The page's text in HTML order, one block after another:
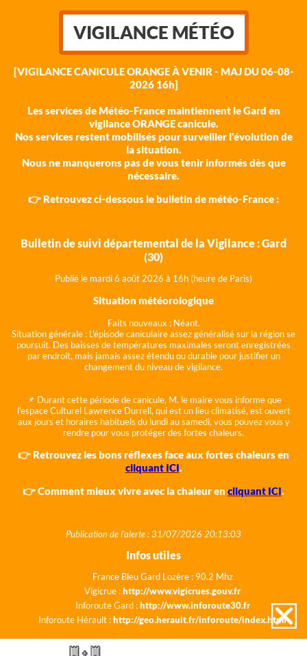
VIGILANCE MÉTÉO
[VIGILANCE CANICULE ORANGE À VENIR - MAJ DU 06-08-
2026 16h]
Les services de Météo-France maintiennent le Gard en
vigilance ORANGE canicule.
Nos services restent mobilisés pour surveiller l'évolution de
la situation.
Nous ne manquerons pas de vous tenir informés dès que
nécessaire.
👉 Retrouvez ci-dessous le bulletin de météo-France :
Bulletin de suivi départemental de la Vigilance : Gard
(30)
Publié le mardi 6 août 2026 à 16h (heure de Paris)
Situation météorologique
Faits nouveaux : Néant.
Situation générale : L'épisode caniculaire assez généralisé sur la région se
poursuit. Des baisses de températures maximales seront enregistrées
par endroit, mais jamais assez étendu ou durable pour justifier un
changement du niveau de vigilance.
📌 Durant cette période de canicule, M. le maire vous informe que
l'espace Culturel Lawrence Durrell, qui est un lieu climatisé, est ouvert
aux jours et horaires habituels du lundi au samedi, vous pouvez vous y
rendre pour vous protéger des fortes chaleurs.
👉 Retrouvez les bons réflexes face aux fortes chaleurs en
cliquant ICI.
👉 Comment mieux vivre avec la chaleur en cliquant ICI.
Publication de l'alerte : 31/07/2026 20:13:03
Infos utiles
France Bleu Gard Lozère : 90.2 Mhz
Vigicrue :http://www.vigicrues.gouv.fr
Inforoute Gard :http://www.inforoute30.fr
Inforoute Hérault :http://geo.herault.fr/inforoute/index.html